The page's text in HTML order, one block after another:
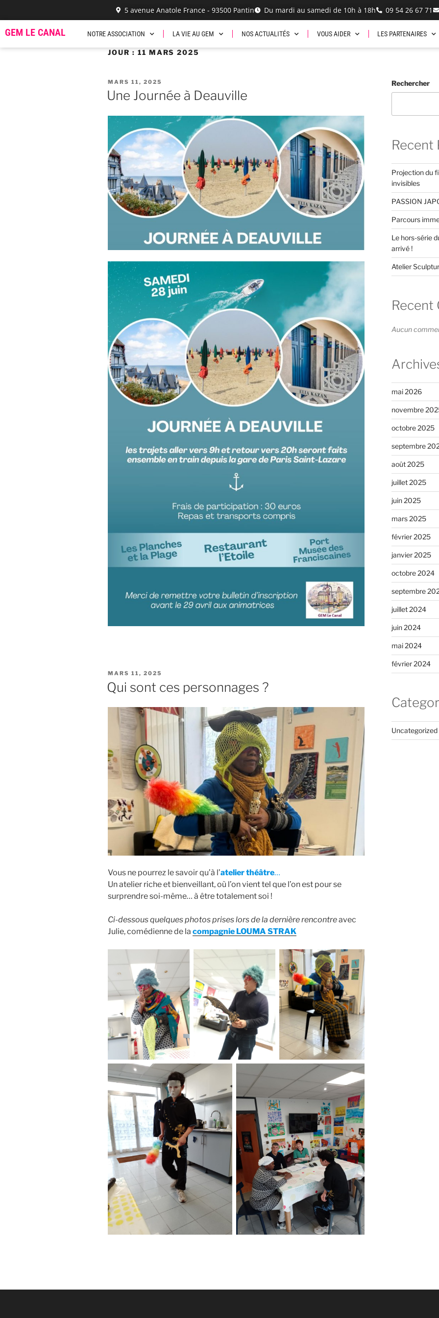
5 avenue Anatole France - 93500 Pantin Du mardi au samedi de 10h à 18h ‭09 54 26 67 71‬
GEM LE CANAL NOTRE ASSOCIATION LA VIE AU GEM NOS ACTUALITÉS VOUS AIDER LES PARTENAIRES
JOUR : 11 MARS 2025
MARS 11, 2025
Une Journée à Deauville
MARS 11, 2025
Qui sont ces personnages ?
Vous ne pourrez le savoir qu’à l’atelier théâtre…
Un atelier riche et bienveillant, où l’on vient tel que l’on est pour se
surprendre soi-même… à être totalement soi !
Ci-dessous quelques photos prises lors de la dernière rencontreavec
Julie, comédienne de la compagnie LOUMA STRAK
Rechercher
Recent
Projection du
invisibles
PASSION
Parcours
Le hors-série
arrivé !
Atelier
Recent
Aucun
mai 2026
novembre
octobre 2025
septembre
août 2025
juillet 2025
juin 2025
mars 2025
février 2025
janvier 2025
octobre 2024
septembre
juillet 2024
juin 2024
mai 2024
février 2024
Uncategorized